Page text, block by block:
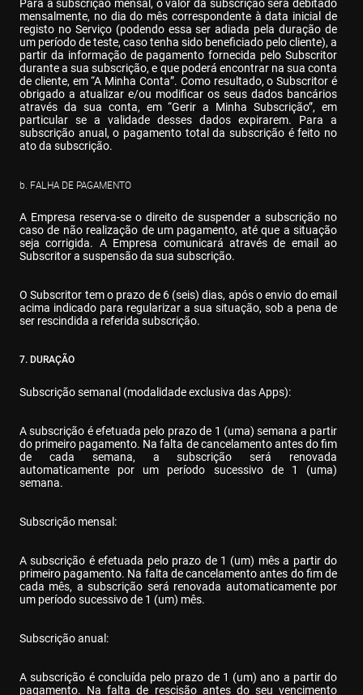
Para a subscrição mensal, o valor da subscrição será debitado
mensalmente, no dia do mês correspondente à data inicial de
registo no Serviço (podendo essa ser adiada pela duração de
um período de teste, caso tenha sido beneficiado pelo cliente), a
partir da informação de pagamento fornecida pelo Subscritor
durante a sua subscrição, e que poderá encontrar na sua conta
de cliente, em “A Minha Conta”. Como resultado, o Subscritor é
obrigado a atualizar e/ou modificar os seus dados bancários
através da sua conta, em “Gerir a Minha Subscrição”, em
particular se a validade desses dados expirarem. Para a
subscrição anual, o pagamento total da subscrição é feito no
ato da subscrição.
b. FALHA DE PAGAMENTO
A Empresa reserva-se o direito de suspender a subscrição no
caso de não realização de um pagamento, até que a situação
seja corrigida. A Empresa comunicará através de email ao
Subscritor a suspensão da sua subscrição.
O Subscritor tem o prazo de 6 (seis) dias, após o envio do email
acima indicado para regularizar a sua situação, sob a pena de
ser rescindida a referida subscrição.
7. DURAÇÃO
Subscrição semanal (modalidade exclusiva das Apps):
A subscrição é efetuada pelo prazo de 1 (uma) semana a partir
do primeiro pagamento. Na falta de cancelamento antes do fim
de cada semana, a subscrição será renovada
automaticamente por um período sucessivo de 1 (uma)
semana.
Subscrição mensal:
A subscrição é efetuada pelo prazo de 1 (um) mês a partir do
primeiro pagamento. Na falta de cancelamento antes do fim de
cada mês, a subscrição será renovada automaticamente por
um período sucessivo de 1 (um) mês.
Subscrição anual:
A subscrição é concluída pelo prazo de 1 (um) ano a partir do
pagamento. Na falta de rescisão antes do seu vencimento